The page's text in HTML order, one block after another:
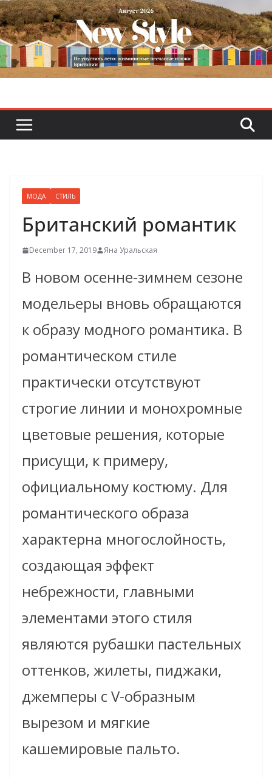
Skip
to
content
МОДА СТИЛЬ
Британский романтик
December 17, 2019 Яна Уральская
В новом осенне-зимнем сезоне
модельеры вновь обращаются
к образу модного романтика. В
романтическом стиле
практически отсутствуют
строгие линии и монохромные
цветовые решения, которые
присущи, к примеру,
официальному костюму. Для
романтического образа
характерна многослойность,
создающая эффект
небрежности, главными
элементами этого стиля
являются рубашки пастельных
оттенков, жилеты, пиджаки,
джемперы с V-образным
вырезом и мягкие
кашемировые пальто.